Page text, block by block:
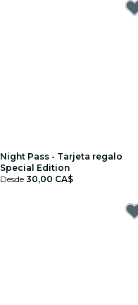
Night Pass - Tarjeta regalo
Special Edition
Desde 30,00 CA$